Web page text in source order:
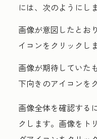
には、次のようにし
画像が意図したとお
イコンをクリックし
画像が期待していた
下向きのアイコンを
画像全体を確認する
クします。画像をト